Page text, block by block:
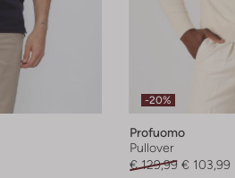
-20%
Profuomo
Pullover
€ 129,99 € 103,99